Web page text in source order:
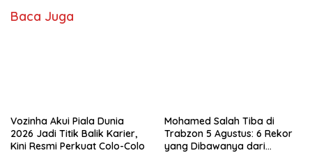
Baca Juga
Vozinha Akui Piala Dunia
2026 Jadi Titik Balik Karier,
Kini Resmi Perkuat Colo-Colo
Mohamed Salah Tiba di
Trabzon 5 Agustus: 6 Rekor
yang Dibawanya dari